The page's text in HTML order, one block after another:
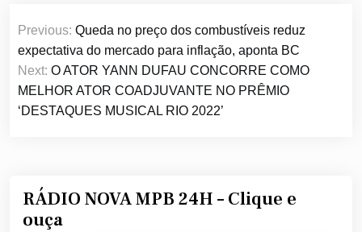
Navegação
de
Post
Previous: Queda no preço dos combustíveis reduz
expectativa do mercado para inflação, aponta BC
Next: O ATOR YANN DUFAU CONCORRE COMO
MELHOR ATOR COADJUVANTE NO PRÊMIO
‘DESTAQUES MUSICAL RIO 2022’
RÁDIO NOVA MPB 24H – Clique e
ouça